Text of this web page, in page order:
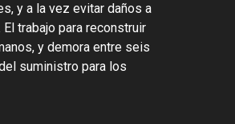
y a la vez evitar daños a
trabajo para reconstruir
y demora entre seis
suministro para los